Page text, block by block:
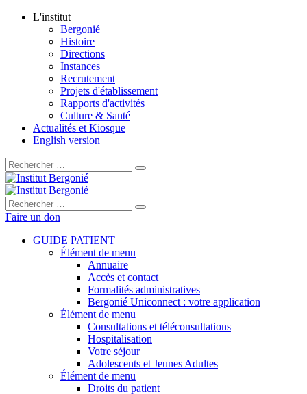
L'institut
Bergonié
Histoire
Directions
Instances
Recrutement
Projets d'établissement
Rapports d'activités
Culture & Santé
Actualités et Kiosque
English version
Rechercher :
Rechercher :
Faire un don
GUIDE PATIENT
Élément de menu
Annuaire
Accès et contact
Formalités administratives
Bergonié Uniconnect : votre application
Élément de menu
Consultations et téléconsultations
Hospitalisation
Votre séjour
Adolescents et Jeunes Adultes
Élément de menu
Droits du patient